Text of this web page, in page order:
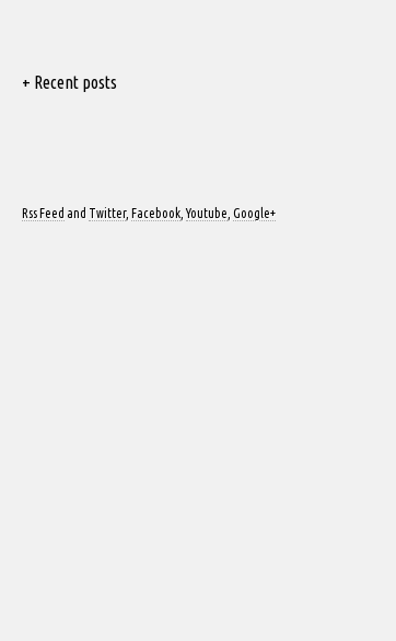
+ Recent posts
Rss Feed and Twitter, Facebook,Youtube Google+